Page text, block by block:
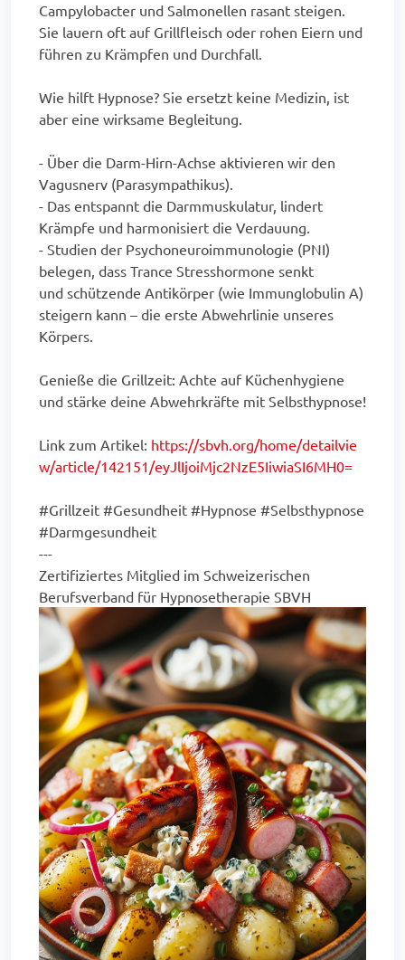
Campylobacter und Salmonellen rasant steigen.
Sie lauern oft auf Grillfleisch oder rohen Eiern und
führen zu Krämpfen und Durchfall.
Wie hilft Hypnose? Sie ersetzt keine Medizin, ist
aber eine wirksame Begleitung.
- Über die Darm-Hirn-Achse aktivieren wir den
Vagusnerv (Parasympathikus).
- Das entspannt die Darmmuskulatur, lindert
Krämpfe und harmonisiert die Verdauung.
- Studien der Psychoneuroimmunologie (PNI)
belegen, dass Trance Stresshormone senkt
und schützende Antikörper (wie Immunglobulin A)
steigern kann – die erste Abwehrlinie unseres
Körpers.
Genieße die Grillzeit: Achte auf Küchenhygiene
und stärke deine Abwehrkräfte mit Selbsthypnose!
Link zum Artikel: https://sbvh.org/home/detailvie
w/article/142151/eyJlIjoiMjc2NzE5IiwiaSI6MH0=
#Grillzeit #Gesundheit #Hypnose #Selbsthypnose
#Darmgesundheit
---
Zertifiziertes Mitglied im Schweizerischen
Berufsverband für Hypnosetherapie SBVH